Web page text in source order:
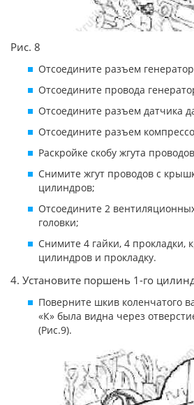
Рис. 8
Отсоедините разъем
Отсоедините провода
Отсоедините разъем датчика
Отсоедините разъем
Раскройке скобу жгута
Снимите жгут проводов с
цилиндров;
Отсоедините 2
головки;
Снимите 4 гайки, 4 прокладки,
цилиндров и прокладку.
4. Установите поршень 1-го
Поверните шкив коленчатого
«К» была видна через
(Рис.9).